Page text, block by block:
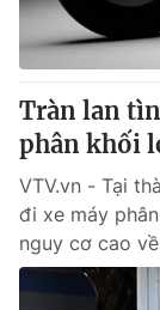
® Cấm sao chép
thông tin từ
Tràn lan
phân khối
VTV.vn - Tại
đi xe máy
nguy cơ cao